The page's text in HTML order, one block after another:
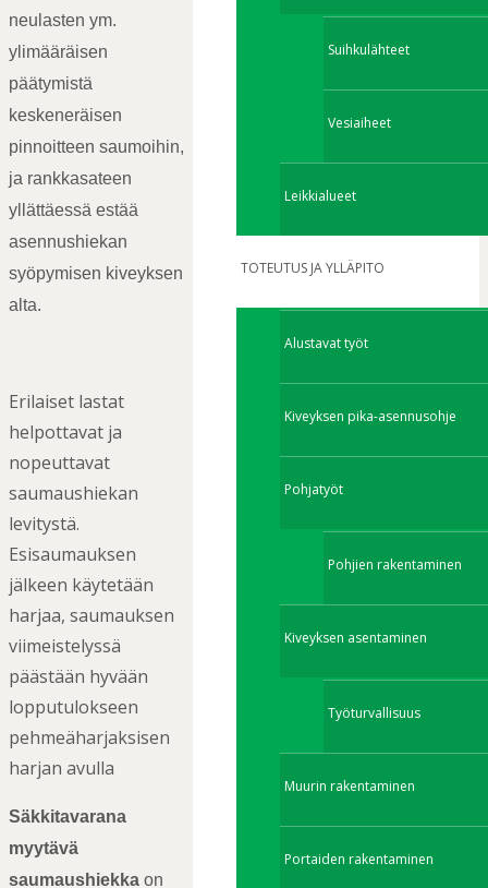
Suihkulähteet
Vesiaiheet
Leikkialueet
TOTEUTUS JA YLLÄPITO
Alustavat työt
Kiveyksen pika-asennusohje
Pohjatyöt
Pohjien rakentaminen
Kiveyksen asentaminen
Työturvallisuus
Muurin rakentaminen
Portaiden rakentaminen
neulasten ym.
ylimääräisen
päätymistä
keskeneräisen
pinnoitteen saumoihin,
ja rankkasateen
yllättäessä estää
asennushiekan
syöpymisen kiveyksen
alta.
Erilaiset lastat
helpottavat ja
nopeuttavat
saumaushiekan
levitystä.
Esisaumauksen
jälkeen käytetään
harjaa, saumauksen
viimeistelyssä
päästään hyvään
lopputulokseen
pehmeäharjaksisen
harjan avulla
Säkkitavarana
myytävä
saumaushiekka on